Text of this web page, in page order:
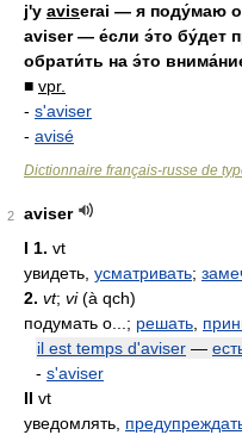
j'y aviserai — я поду́маю
aviser — е́сли э́то бу́дет
обрати́ть на э́то
■ vpr.
- s'aviser
- avisé
Dictionnaire français-russe de
2
aviser
I 1. vt
увидеть, усматривать;
2. vt; vi(à qch)
подумать о...; решать
il est temps d'aviser —
- s'aviser
II vt
уведомлять,